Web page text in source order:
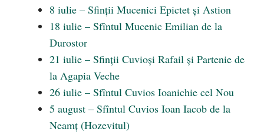
8 iulie – Sfinții Mucenici Epictet și Astion
18 iulie – Sfîntul Mucenic Emilian de la
Durostor
21 iulie – Sfinții Cuvioși Rafail și Partenie de
la Agapia Veche
26 iulie – Sfîntul Cuvios Ioanichie cel Nou
5 august – Sfîntul Cuvios Ioan Iacob de la
Neamţ (Hozevitul)